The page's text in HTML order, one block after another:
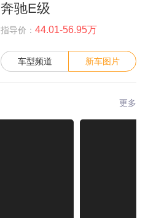
奔驰E级
指导价： 44.01-56.95万
车型频道 新车图片
更多